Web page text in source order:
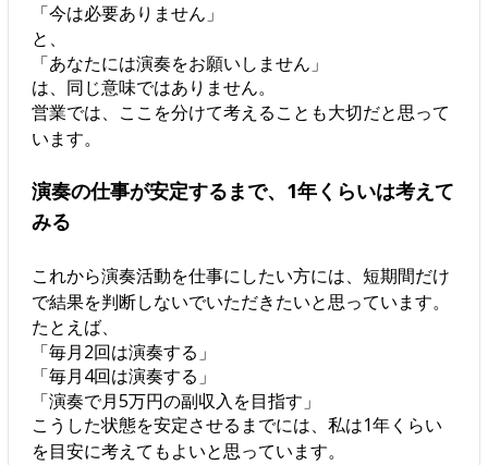
「今は必要ありません」
と、
「あなたには演奏をお願いしません」
は、同じ意味ではありません。
営業では、ここを分けて考えることも大切だと思って
います。
演奏の仕事が安定するまで、1年くらいは考えて
みる
これから演奏活動を仕事にしたい方には、短期間だけ
で結果を判断しないでいただきたいと思っています。
たとえば、
「毎月2回は演奏する」
「毎月4回は演奏する」
「演奏で月5万円の副収入を目指す」
こうした状態を安定させるまでには、私は1年くらい
を目安に考えてもよいと思っています。